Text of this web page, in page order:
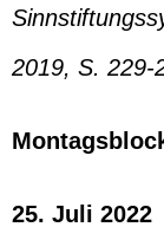
2019, S. 229-
25. Juli 2022